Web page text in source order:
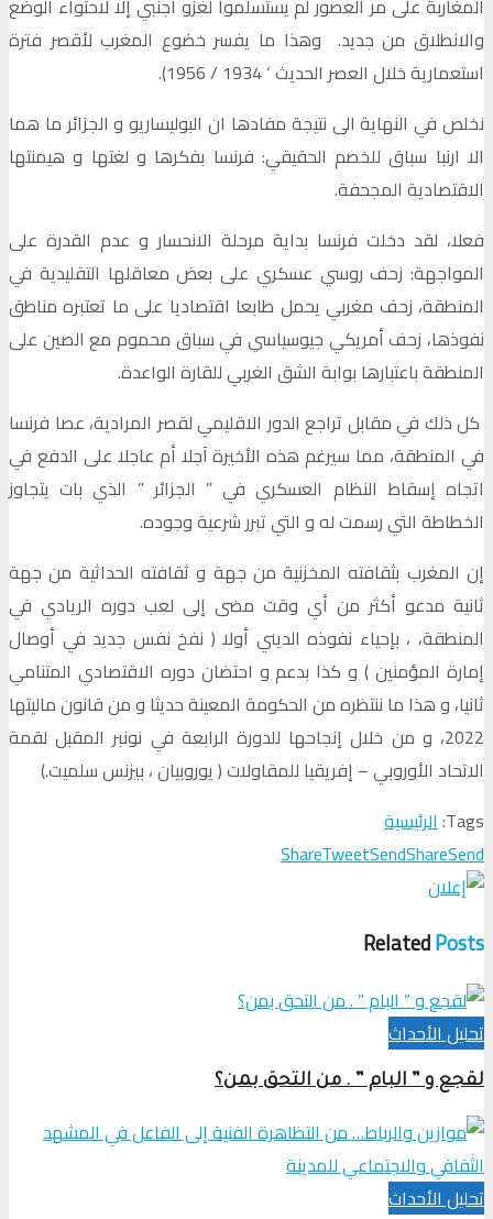
المغاربة على مر العصور لم يستسلموا لغزو أجنبي إلا لاحتواء الوضع
والانطلاق من جديد. وهذا ما يفسر خضوع المغرب لأقصر فترة
استعمارية خلال العصر الحديث ‘ 1934 / 1956).
نخلص في النهاية الى نتيجة مفادها ان البوليساريو و الجزائر ما هما
الا ارنبا سباق للخصم الحقيقي: فرنسا بفكرها و لغتها و هيمنتها
الاقتصادية المجحفة.
فعلا، لقد دخلت فرنسا بداية مرحلة الانحسار و عدم القدرة على
المواجهة: زحف روسي عسكري على بعض معاقلها التقليدية في
المنطقة، زحف مغربي يحمل طابعا اقتصاديا على ما تعتبره مناطق
نفوذها، زحف أمريكي جيوسياسي في سباق محموم مع الصين على
المنطقة باعتبارها بوابة الشق الغربي للقارة الواعدة.
كل ذلك في مقابل تراجع الدور الاقليمي لقصر المرادية، عصا فرنسا
في المنطقة، مما سيرغم هذه الأخيرة آجلا أم عاجلا على الدفع في
اتجاه إسقاط النظام العسكري في ” الجزائر ” الذي بات يتجاوز
الخطاطة التي رسمت له و التي تبرر شرعية وجوده.
إن المغرب بثقافته المخزنية من جهة و ثقافته الحداثية من جهة
ثانية مدعو أكثر من أي وقت مضى إلى لعب دوره الريادي في
المنطقة، ، بإحياء نفوذه الديني أولا ( نفخ نفس جديد في أوصال
إمارة المؤمنين ) و كذا بدعم و احتضان دوره الاقتصادي المتنامي
ثانيا، و هذا ما ننتظره من الحكومة المعينة حديثا و من قانون ماليتها
2022، و من خلال إنجاحها للدورة الرابعة في نونبر المقبل لقمة
الاتحاد الأوروبي – إفريقيا للمقاولات ( يوروبيان ، بيزنس سلميت.)
Tags: الرئيسية
ShareTweetSendShareSend
RelatedPosts
تحلیل الأحداث
لقجع و ” البام ” . من التحق بمن؟
تحلیل الأحداث